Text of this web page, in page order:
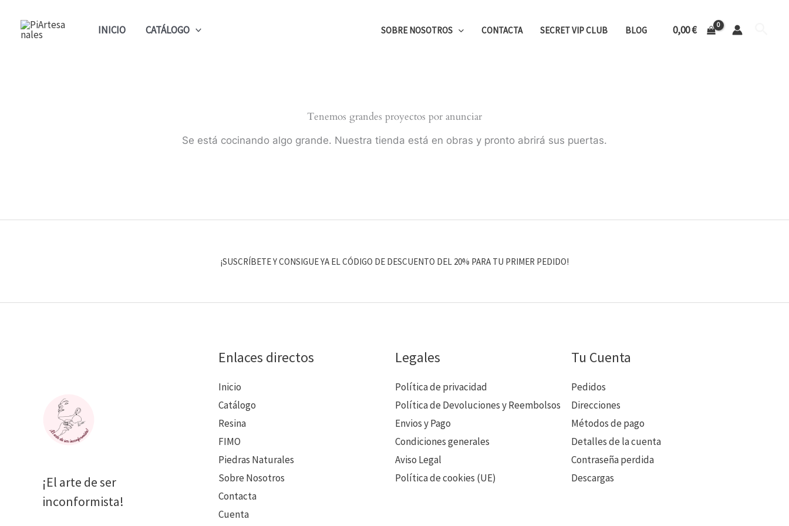
INICIO CATÁLOGO SOBRE NOSOTROS CONTACTA SECRET VIP CLUB BLOG 0,00€
Tenemos grandes proyectos por anunciar
Se está cocinando algo grande. Nuestra tienda está en obras y pronto abrirá sus puertas.
¡SUSCRÍBETE Y CONSIGUE YA EL CÓDIGO DE DESCUENTO DEL 20% PARA TU PRIMER PEDIDO!
¡El arte de ser
inconformista!
Enlaces directos
Inicio
Catálogo
Resina
FIMO
Piedras Naturales
Sobre Nosotros
Contacta
Cuenta
Legales
Política de privacidad
Política de Devoluciones y Reembolsos
Envios y Pago
Condiciones generales
Aviso Legal
Política de cookies (UE)
Tu Cuenta
Pedidos
Direcciones
Métodos de pago
Detalles de la cuenta
Contraseña perdida
Descargas